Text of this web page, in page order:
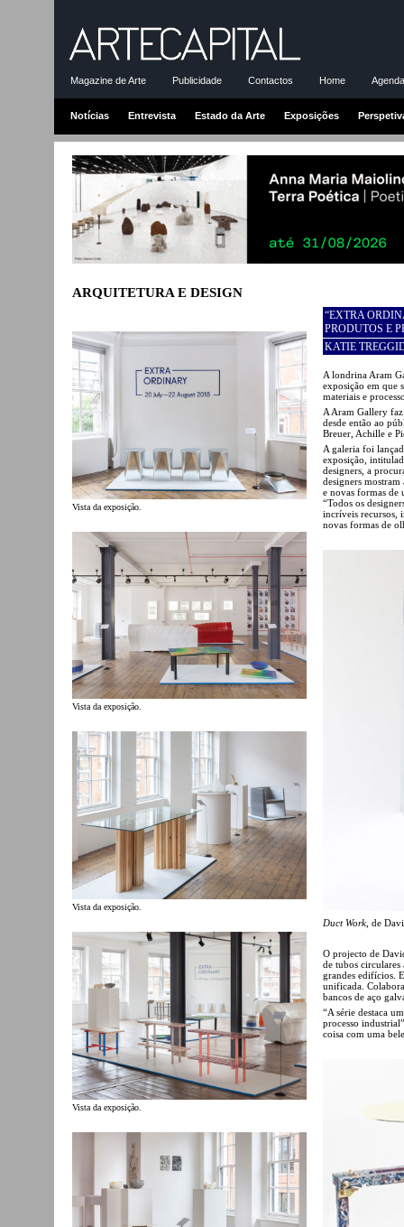
Magazine de Arte Publicidade Contactos Home
Notícias Entrevista Estado da Arte Exposições
ARQUITETURA E DESIGN
Vista da exposição.
Vista da exposição.
Vista da exposição.
Vista da exposição.
“EXTRA
PRODUTOS E
KATIE
A londrina Aram
exposição em que
materiais e
A Aram Gallery
desde então ao
Breuer, Achille e
A galeria foi
exposição,
designers, a
designers mostram
e novas formas de
“Todos os
incríveis recursos,
novas formas de
Duct Work , de
O projecto de
de tubos circulares
grandes edifícios.
unificada.
bancos de aço
“A série destaca
processo
coisa com uma